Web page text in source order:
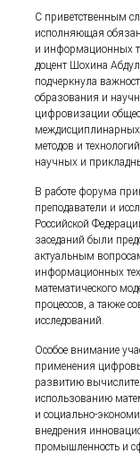
С приветственным
исполняющая
и информационных
доцент Шохина
подчеркнула
образования и
цифровизации
методов и
научных и
В работе форума
преподаватели и
Российской
заседаний были
актуальным
информационных
математического
процессов, а также
исследований.
Особое внимание
применения
развитию
использованию
и социально-
внедрения
промышленность и